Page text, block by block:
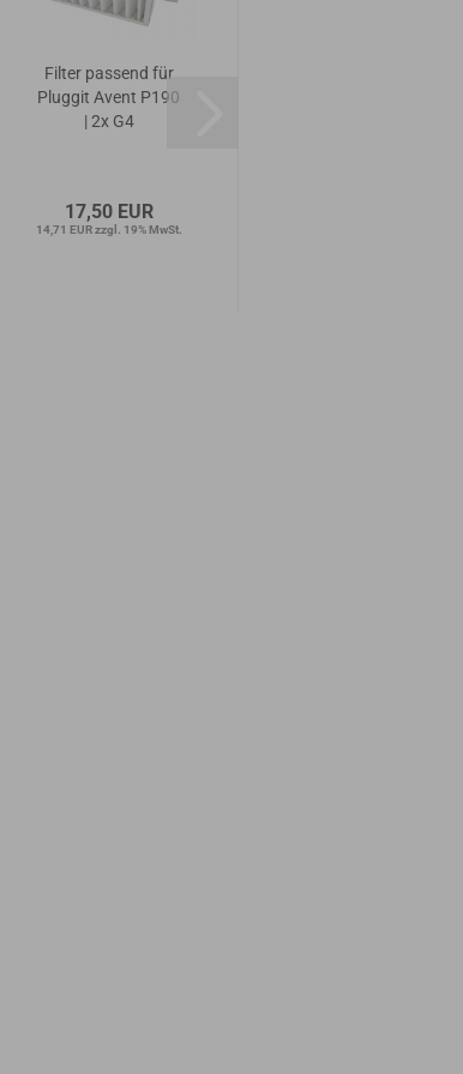
Filter passend für
Pluggit Avent P190
| 2x G4
17,50 EUR
14,71 EUR zzgl. 19% MwSt.